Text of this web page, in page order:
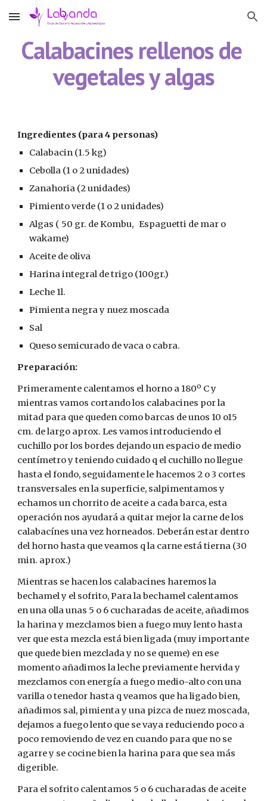
Skip to main content Skip to navigation
Calabacines rellenos de
vegetales y algas
Ingredientes (para 4 personas)
Calabacin (1.5 kg)
Cebolla (1 o 2 unidades)
Zanahoria (2 unidades)
Pimiento verde (1 o 2 unidades)
Algas ( 50 gr. de Kombu,   Espaguetti de mar o
wakame)
Aceite de oliva
Harina integral de trigo (100gr.)
Leche 1l.
Pimienta negra y nuez moscada
Sal
Queso semicurado de vaca o cabra.
Preparación:
Primeramente calentamos el horno a 180º C y
mientras vamos cortando los calabacines por la
mitad para que queden como barcas de unos 10 o15
cm. de largo aprox. Les vamos introduciendo el
cuchillo por los bordes dejando un espacio de medio
centímetro y teniendo cuidado q el cuchillo no llegue
hasta el fondo, seguidamente le hacemos 2 o 3 cortes
transversales en la superficie, salpimentamos y
echamos un chorrito de aceite a cada barca, esta
operación nos ayudará a quitar mejor la carne de los
calabacínes una vez horneados. Deberán estar dentro
del horno hasta que veamos q la carne está tierna (30
min. aprox.)
Mientras se hacen los calabacines haremos la
bechamel y el sofrito, Para la bechamel calentamos
en una olla unas 5 o 6 cucharadas de aceite, añadimos
la harina y mezclamos bien a fuego muy lento hasta
ver que esta mezcla está bien ligada (muy importante
que quede bien mezclada y no se queme) en ese
momento añadimos la leche previamente hervida y
mezclamos con energía a fuego medio-alto con una
varilla o tenedor hasta q veamos que ha ligado bien,
añadimos sal, pimienta y una pizca de nuez moscada,
dejamos a fuego lento que se vaya reduciendo poco a
poco removiendo de vez en cuando para que no se
agarre y se cocine bien la harina para que sea más
digerible.
Para el sofrito calentamos 5 o 6 cucharadas de aceite